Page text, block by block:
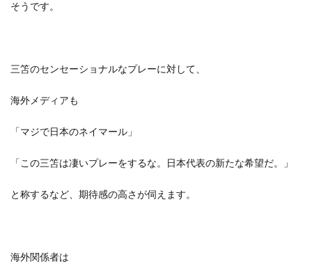
そうです。
三笘のセンセーショナルなプレーに対して、
海外メディアも
「マジで日本のネイマール」
「この三笘は凄いプレーをするな。日本代表の新たな希望だ。」
と称するなど、期待感の高さが伺えます。
海外関係者は